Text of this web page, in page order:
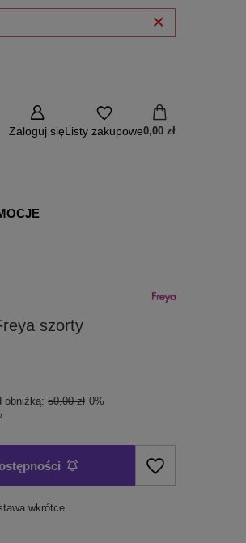
Zaloguj sięListy zakupowe0,00 zł
szorty
obniżką:50,00 zł 0%
wkrótce